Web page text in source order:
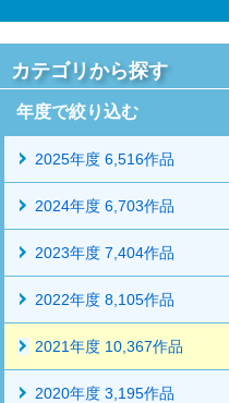
カテゴリから探す
年度で絞り込む
2025年度 6,516作品
2024年度 6,703作品
2023年度 7,404作品
2022年度 8,105作品
2021年度 10,367作品
2020年度 3,195作品